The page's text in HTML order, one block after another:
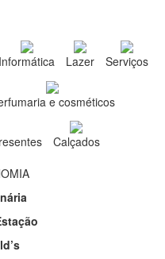
Informática Lazer Serviços
e cosméticos
Calçados